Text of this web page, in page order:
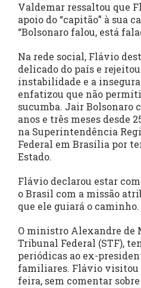
Valdemar ressaltou que
apoio do “capitão” à sua
“Bolsonaro falou, está
Na rede social, Flávio
delicado do país e
instabilidade e a
enfatizou que não
sucumba. Jair Bolsonaro
anos e três meses desde
na Superintendência
Federal em Brasília por
Estado.
Flávio declarou estar
o Brasil com a missão
que ele guiará o caminho.
O ministro Alexandre de
Tribunal Federal (STF),
periódicas ao ex-
familiares. Flávio
feira, sem comentar